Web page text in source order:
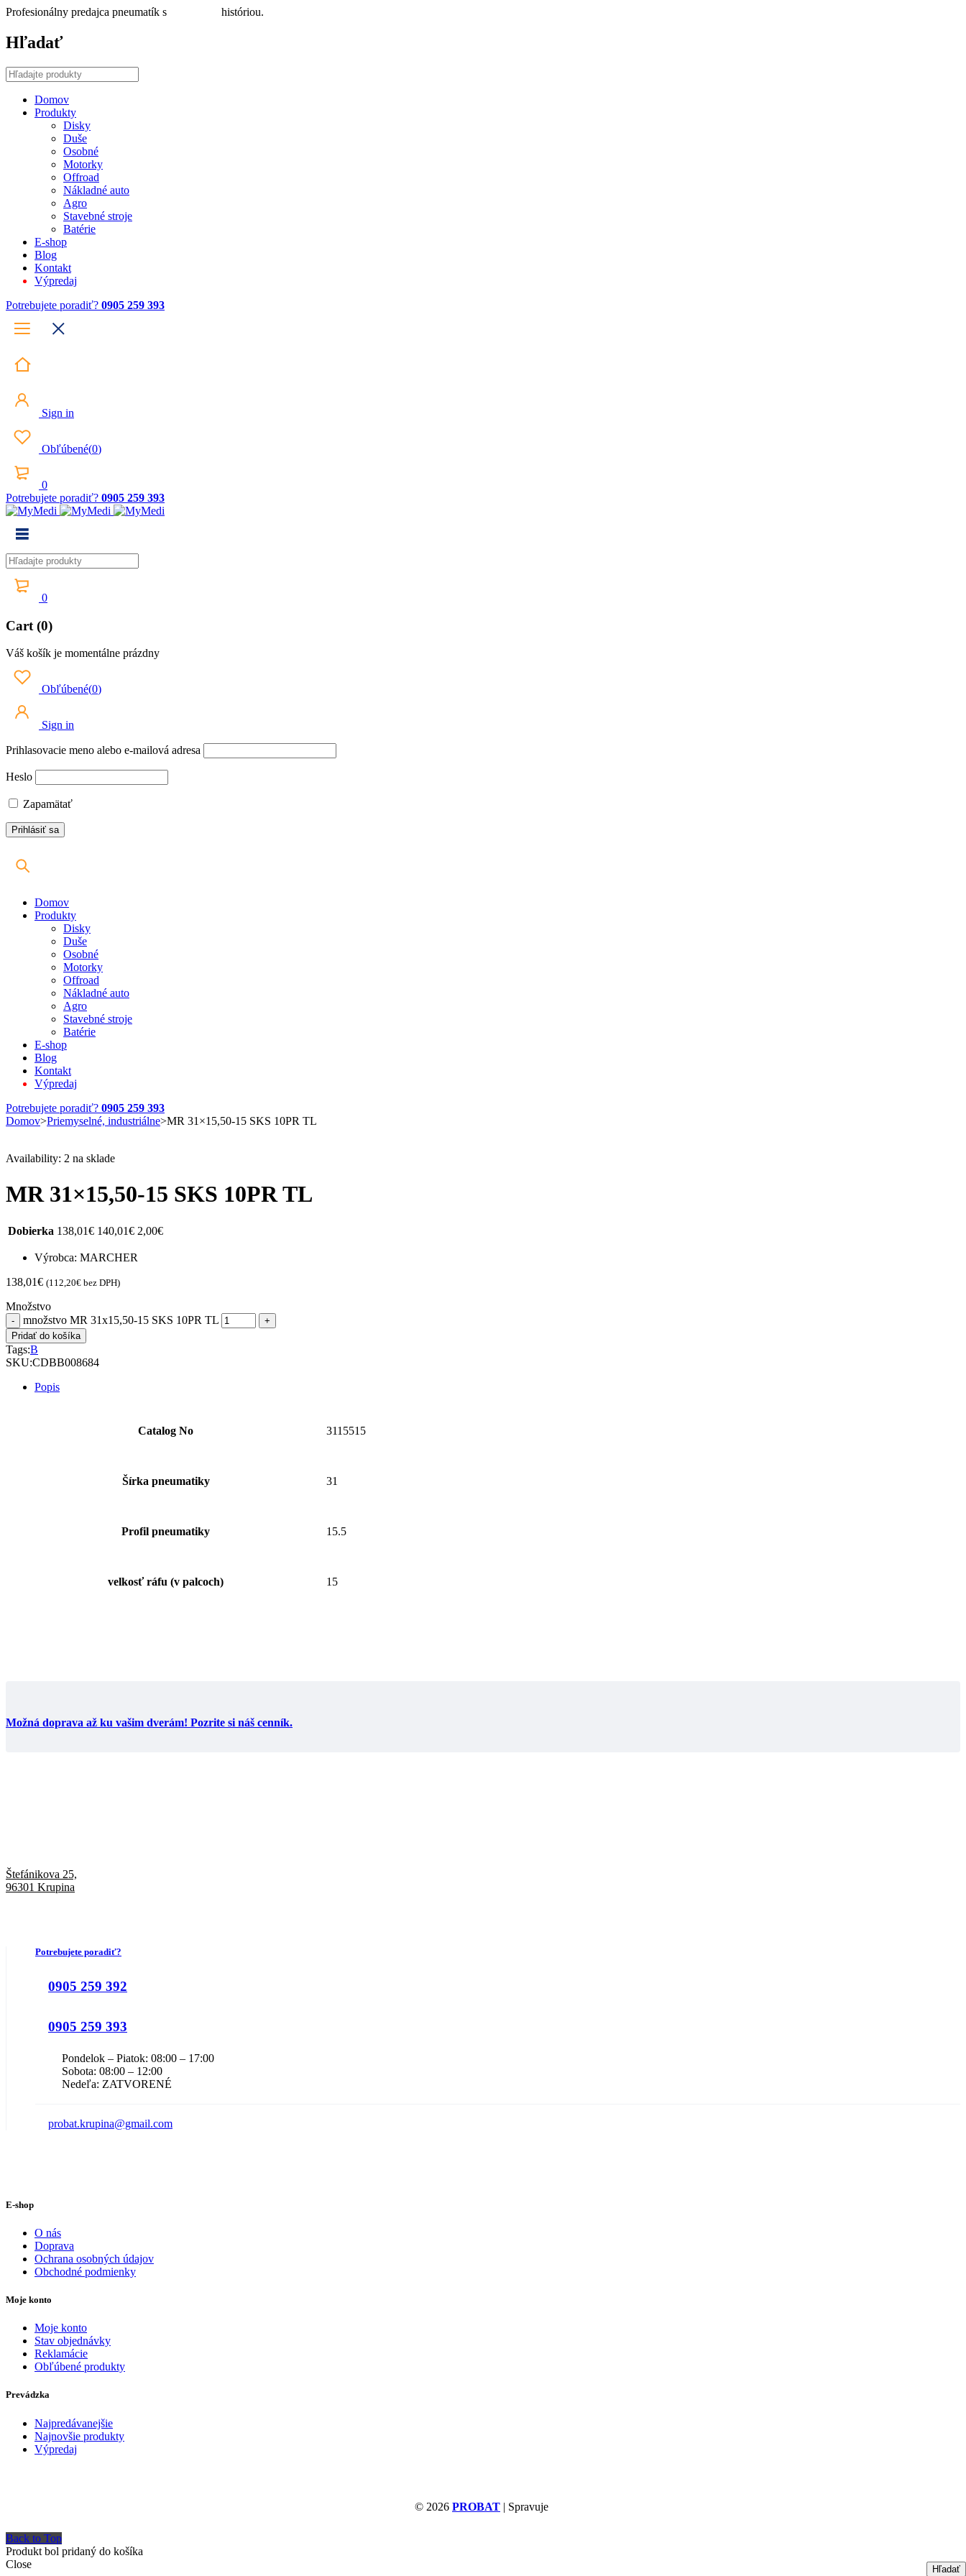
Profesionálny predajca pneumatík s históriou.
Hľadať
Domov
Produkty
Disky
Duše
Osobné
Motorky
Offroad
Nákladné auto
Agro
Stavebné stroje
Batérie
E-shop
Blog
Kontakt
Výpredaj
Potrebujete poradiť? 0905 259 393
Sign in
Obľúbené(0)
0
Potrebujete poradiť? 0905 259 393
0
Cart (0)
Váš košík je momentálne prázdny
Obľúbené(0)
Sign in
Prihlasovacie meno alebo e-mailová adresa
Heslo
Zapamätať
Domov
Produkty
Disky
Duše
Osobné
Motorky
Offroad
Nákladné auto
Agro
Stavebné stroje
Batérie
E-shop
Blog
Kontakt
Výpredaj
Potrebujete poradiť? 0905 259 393
Domov>Priemyselné, industriálne>MR 31×15,50-15 SKS 10PR TL
Availability: 2 na sklade
MR 31×15,50-15 SKS 10PR TL
Dobierka 138,01€ 140,01€ 2,00€
Výrobca: MARCHER
138,01€ (112,20€ bez DPH)
Množstvo
množstvo MR 31x15,50-15 SKS 10PR TL
Pridať do košíka
Tags:B
SKU:CDBB008684
Popis
Catalog No 3115515
Šírka pneumatiky 31
Profil pneumatiky 15.5
velkosť ráfu (v palcoch) 15
Možná doprava až ku vašim dverám! Pozrite si náš cenník.
Štefánikova 25,
96301 Krupina
Potrebujete poradiť?
0905 259 392
0905 259 393
Pondelok – Piatok: 08:00 – 17:00
Sobota: 08:00 – 12:00
Nedeľa: ZATVORENÉ
probat.krupina@gmail.com
E-shop
O nás
Doprava
Ochrana osobných údajov
Obchodné podmienky
Moje konto
Moje konto
Stav objednávky
Reklamácie
Obľúbené produkty
Prevádzka
Najpredávanejšie
Najnovšie produkty
Výpredaj
© 2026 PROBAT | Spravuje
Back to Top
Produkt bol pridaný do košíka
Close